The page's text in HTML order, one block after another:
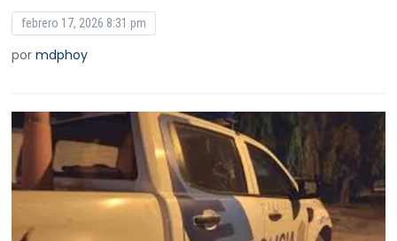
febrero 17, 2026 8:31 pm
pormdphoy